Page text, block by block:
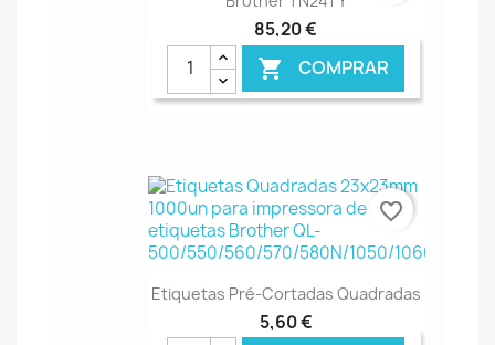
85,20 €
 COMPRAR
€ ONLINE
Etiquetas Pré-Cortadas Quadradas
5,60 €
favorite_border